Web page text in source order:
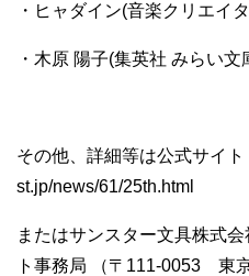
・ヒャダイン(音楽クリエイ
・木原 陽子(集英社 みらい文
その他、詳細等は公式サイ
st.jp/news/61/25th.html
またはサンスター文具株式
ト事務局 （〒111-0053 東